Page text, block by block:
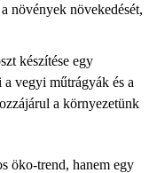
növények növekedését,
készítése egy
vegyi műtrágyák és a
a környezetünk
öko-trend, hanem egy